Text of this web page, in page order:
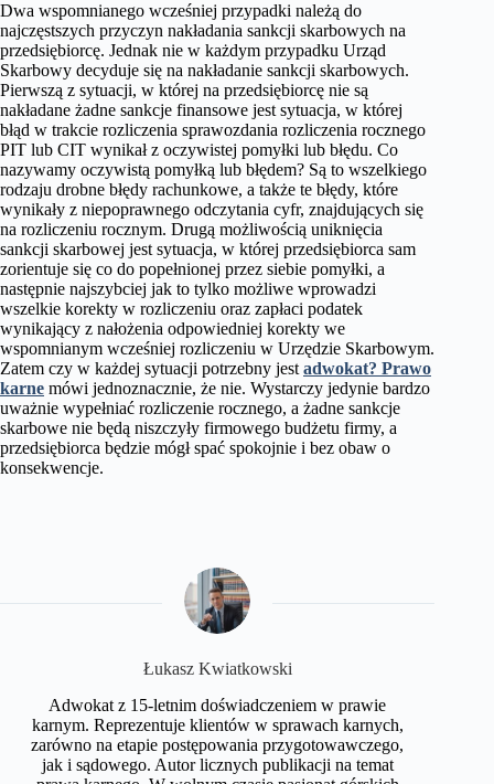
Dwa wspomnianego wcześniej przypadki należą do
najczęstszych przyczyn nakładania sankcji skarbowych na
przedsiębiorcę. Jednak nie w każdym przypadku Urząd
Skarbowy decyduje się na nakładanie sankcji skarbowych.
Pierwszą z sytuacji, w której na przedsiębiorcę nie są
nakładane żadne sankcje finansowe jest sytuacja, w której
błąd w trakcie rozliczenia sprawozdania rozliczenia rocznego
PIT lub CIT wynikał z oczywistej pomyłki lub błędu. Co
nazywamy oczywistą pomyłką lub błędem? Są to wszelkiego
rodzaju drobne błędy rachunkowe, a także te błędy, które
wynikały z niepoprawnego odczytania cyfr, znajdujących się
na rozliczeniu rocznym. Drugą możliwością uniknięcia
sankcji skarbowej jest sytuacja, w której przedsiębiorca sam
zorientuje się co do popełnionej przez siebie pomyłki, a
następnie najszybciej jak to tylko możliwe wprowadzi
wszelkie korekty w rozliczeniu oraz zapłaci podatek
wynikający z nałożenia odpowiedniej korekty we
wspomnianym wcześniej rozliczeniu w Urzędzie Skarbowym.
Zatem czy w każdej sytuacji potrzebny jest adwokat? Prawo
karne mówi jednoznacznie, że nie. Wystarczy jedynie bardzo
uważnie wypełniać rozliczenie rocznego, a żadne sankcje
skarbowe nie będą niszczyły firmowego budżetu firmy, a
przedsiębiorca będzie mógł spać spokojnie i bez obaw o
konsekwencje.
​Łukasz Kwiatkowski
Adwokat z 15-letnim doświadczeniem w prawie
karnym. Reprezentuje klientów w sprawach karnych,
zarówno na etapie postępowania przygotowawczego,
jak i sądowego. Autor licznych publikacji na temat